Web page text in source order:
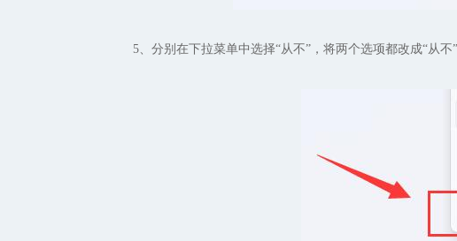
5、分别在下拉菜单中选择“从不”，将两个选项都改成“从不”